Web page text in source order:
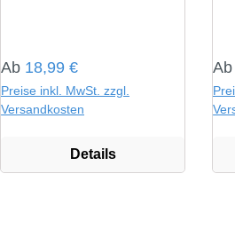
Regulärer Preis:
Ab 18,99 €
Preise inkl. MwSt. zzgl.
Versandkosten
Details
Ab